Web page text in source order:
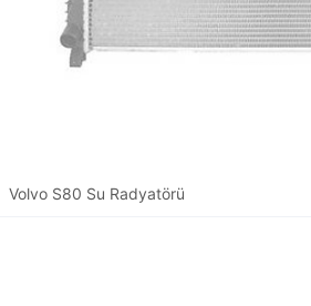
Volvo S80 Su Radyatörü